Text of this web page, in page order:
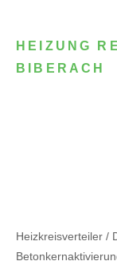
HEIZUNG
BIBERACH
Heizkreisverteiler /